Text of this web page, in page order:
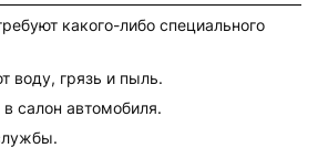
какого-либо специального
воду, грязь и пыль.
в салон автомобиля.